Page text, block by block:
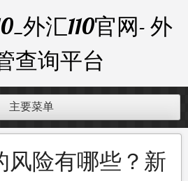
外汇110官网- 外
查询平台
主要菜单
风险有哪些？新